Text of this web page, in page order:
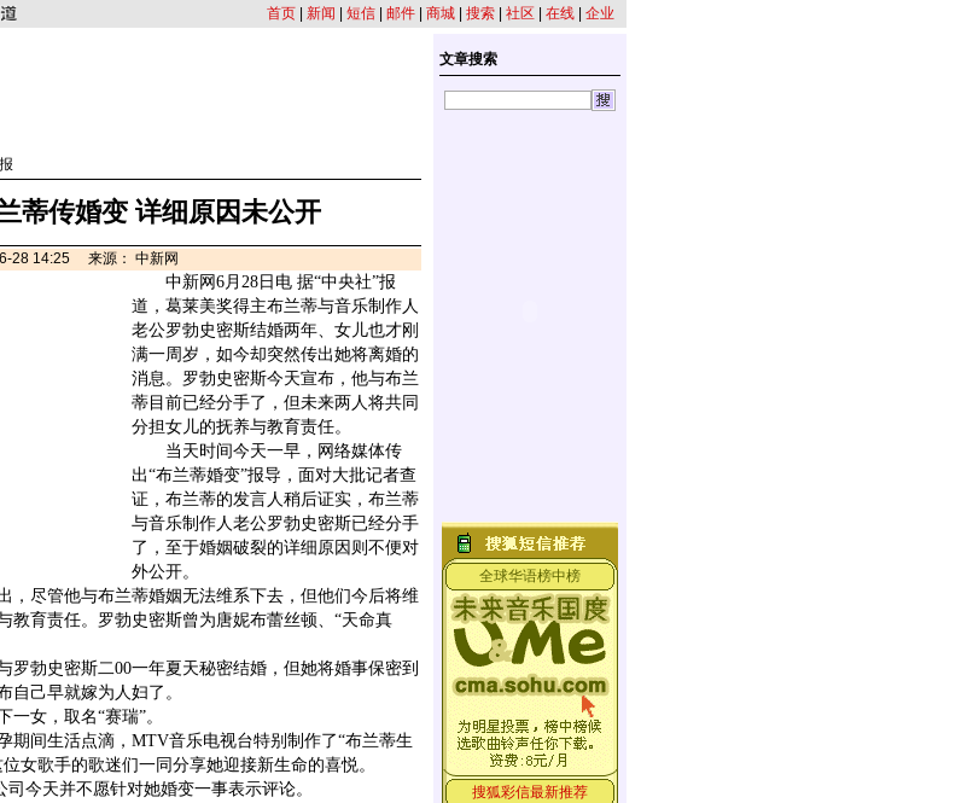
首页 新闻 短信 邮件 商城 搜索 社区 在线 企业
蒂传婚变 详细原因未公开
28 14:25 来源： 中新网
中新网6月28日电 据“中央社”报
道，葛莱美奖得主布兰蒂与音乐制作人
老公罗勃史密斯结婚两年、女儿也才刚
满一周岁，如今却突然传出她将离婚的
消息。罗勃史密斯今天宣布，他与布兰
蒂目前已经分手了，但未来两人将共同
分担女儿的抚养与教育责任。
当天时间今天一早，网络媒体传
出“布兰蒂婚变”报导，面对大批记者查
证，布兰蒂的发言人稍后证实，布兰蒂
与音乐制作人老公罗勃史密斯已经分手
了，至于婚姻破裂的详细原因则不便对
外公开。
尽管他与布兰蒂婚姻无法维系下去，但他们今后将维
教育责任。罗勃史密斯曾为唐妮布蕾丝顿、“天命真
勃史密斯二00一年夏天秘密结婚，但她将婚事保密到
自己早就嫁为人妇了。
女，取名“赛瑞”。
间生活点滴，MTV音乐电视台特别制作了“布兰蒂生
女歌手的歌迷们一同分享她迎接新生命的喜悦。
今天并不愿针对她婚变一事表示评论。
文章搜索
全球华语榜中榜
搜狐彩信最新推荐